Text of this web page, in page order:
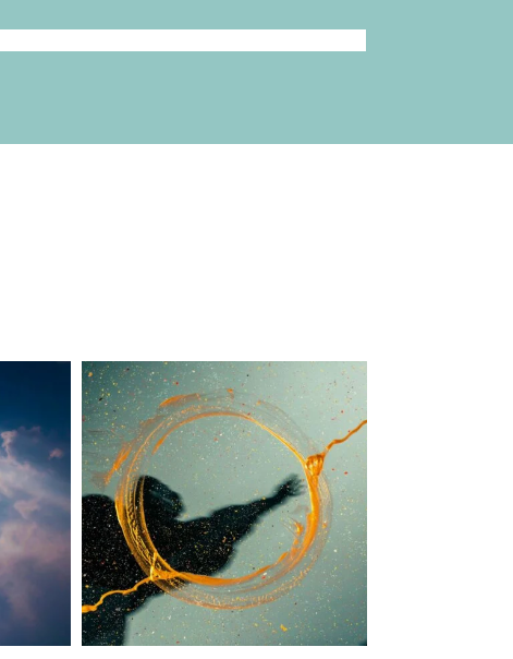
lapetitevoixlepodcast
Juin 21